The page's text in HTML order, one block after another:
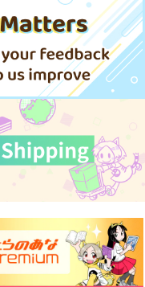
サンプル
カート
PPP
WIREFRAME
1,000円（税込）
兎田ぺこら
サンプル